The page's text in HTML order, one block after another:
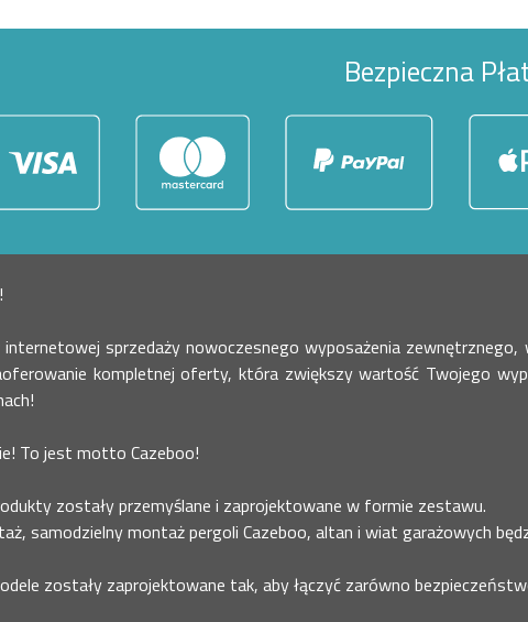
Bezpieczna
internetowej sprzedaży nowoczesnego wyposażenia
kompletnej oferty, która zwiększy wartość Twojego
To jest motto Cazeboo!
zostały przemyślane i zaprojektowane w formie zestawu.
samodzielny montaż pergoli Cazeboo, altan i wiat garażowych
zostały zaprojektowane tak, aby łączyć zarówno